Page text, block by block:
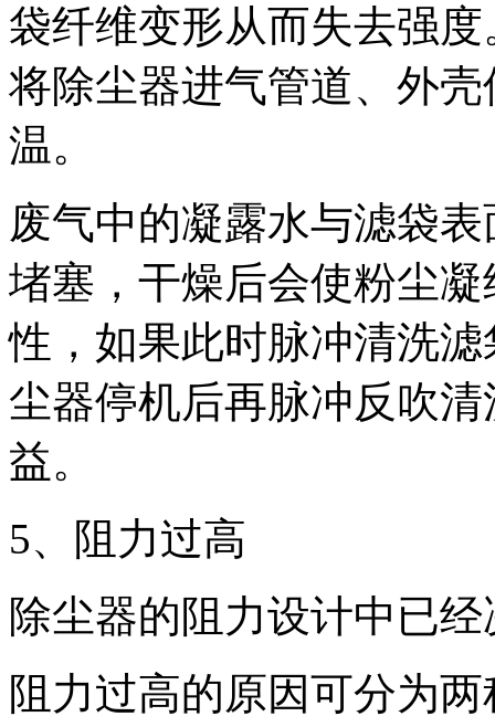
袋纤维变形从而失去强
将除尘器进气管道、外
温。
废气中的凝露水与滤袋
堵塞，干燥后会使粉尘
性，如果此时脉冲清洗
尘器停机后再脉冲反吹
益。
5、阻力过高
除尘器的阻力设计中已
阻力过高的原因可分为